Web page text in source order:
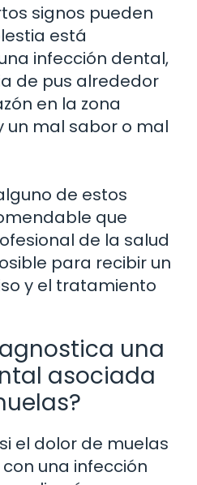
signos pueden
está
infección dental,
de pus alrededor
en la zona
un mal sabor o mal
de estos
que
de la salud
para recibir un
y el tratamiento
una
asociada
el dolor de muelas
una infección